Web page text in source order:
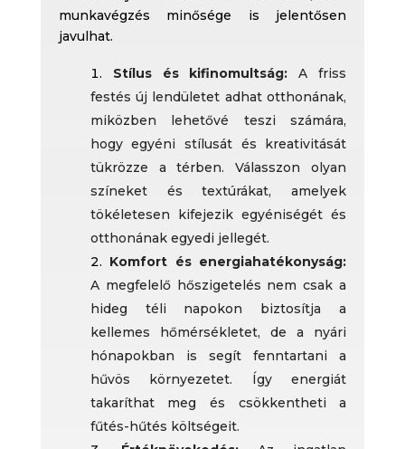
munkavégzés minősége is jelentősen
javulhat.
Stílus és kifinomultság: A friss
festés új lendületet adhat otthonának,
miközben lehetővé teszi számára,
hogy egyéni stílusát és kreativitását
tükrözze a térben. Válasszon olyan
színeket és textúrákat, amelyek
tökéletesen kifejezik egyéniségét és
otthonának egyedi jellegét.
Komfort és energiahatékonyság:
A megfelelő hőszigetelés nem csak a
hideg téli napokon biztosítja a
kellemes hőmérsékletet, de a nyári
hónapokban is segít fenntartani a
hűvös környezetet. Így energiát
takaríthat meg és csökkentheti a
fűtés-hűtés költségeit.